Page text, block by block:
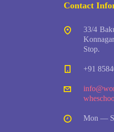
Contact
33/4
Stop.
+91
Mon —